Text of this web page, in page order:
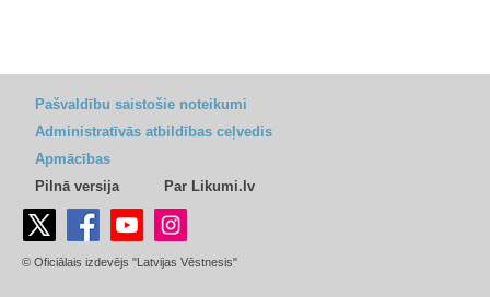
Pašvaldību saistošie noteikumi
Administratīvās atbildības ceļvedis
Apmācības
Pilnā versija
Par Likumi.lv
© Oficiālais izdevējs "Latvijas Vēstnesis"